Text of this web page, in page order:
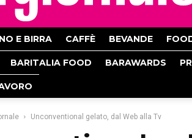
E BIRRA CAFFÈ BEVANDE
BARITALIA FOOD BARAWARDS
Unconventional gelato, dal Web alla Tv